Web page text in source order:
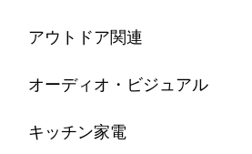
アウトドア関連
オーディオ・ビジュアル
キッチン家電